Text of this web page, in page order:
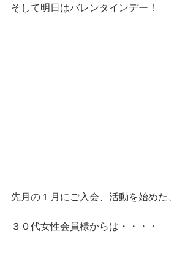
そして明日はバレンタインデー！
先月の１月にご入会、活動を始めた、
３０代女性会員様からは・・・・